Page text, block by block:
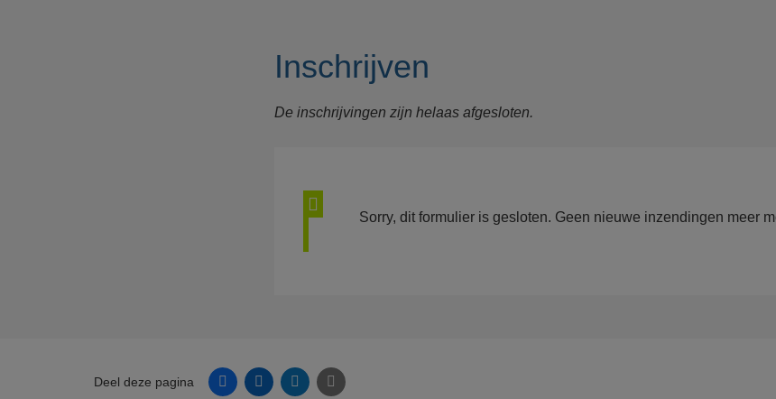
Inschrijven
De inschrijvingen zijn helaas afgesloten.
Statusbericht
Sorry, dit formulier is gesloten. Geen nieuwe inzendingen meer
Deel deze pagina FacebookLinkedinTwitter E-mail